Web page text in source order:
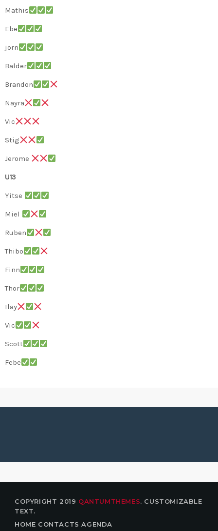
Mathis
Ebe
jorn
Balder
Brandon
Nayra
Vic
Stig
Jerome
U13
Yitse
Miel
Ruben
Thibo
Finn
Thor
Ilay
Vic
Scott
Febe
COPYRIGHT 2019 QANTUMTHEMES. CUSTOMIZABLE
TEXT.
HOME CONTACTS AGENDA